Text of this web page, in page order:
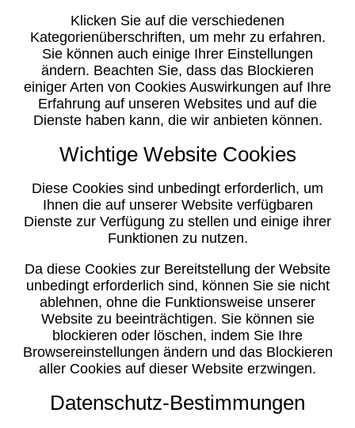
Klicken Sie auf die verschiedenen
Kategorienüberschriften, um mehr zu erfahren.
Sie können auch einige Ihrer Einstellungen
ändern. Beachten Sie, dass das Blockieren
einiger Arten von Cookies Auswirkungen auf Ihre
Erfahrung auf unseren Websites und auf die
Dienste haben kann, die wir anbieten können.
Wichtige Website Cookies
Diese Cookies sind unbedingt erforderlich, um
Ihnen die auf unserer Website verfügbaren
Dienste zur Verfügung zu stellen und einige ihrer
Funktionen zu nutzen.
Da diese Cookies zur Bereitstellung der Website
unbedingt erforderlich sind, können Sie sie nicht
ablehnen, ohne die Funktionsweise unserer
Website zu beeinträchtigen. Sie können sie
blockieren oder löschen, indem Sie Ihre
Browsereinstellungen ändern und das Blockieren
aller Cookies auf dieser Website erzwingen.
Datenschutz-Bestimmungen